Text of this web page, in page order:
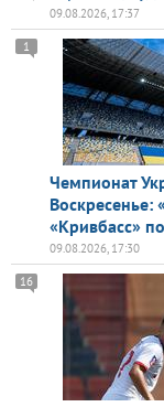
09.08.2026, 17:37
Чемпионат
Воскресенье:
«Кривбасс»
1
09.08.2026, 17:30
16